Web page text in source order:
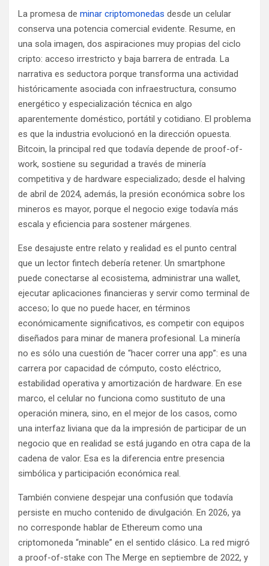
La promesa de minar criptomonedas desde un celular
conserva una potencia comercial evidente. Resume, en
una sola imagen, dos aspiraciones muy propias del ciclo
cripto: acceso irrestricto y baja barrera de entrada. La
narrativa es seductora porque transforma una actividad
históricamente asociada con infraestructura, consumo
energético y especialización técnica en algo
aparentemente doméstico, portátil y cotidiano. El problema
es que la industria evolucionó en la dirección opuesta.
Bitcoin, la principal red que todavía depende de proof-of-
work, sostiene su seguridad a través de minería
competitiva y de hardware especializado; desde el halving
de abril de 2024, además, la presión económica sobre los
mineros es mayor, porque el negocio exige todavía más
escala y eficiencia para sostener márgenes.
Ese desajuste entre relato y realidad es el punto central
que un lector fintech debería retener. Un smartphone
puede conectarse al ecosistema, administrar una wallet,
ejecutar aplicaciones financieras y servir como terminal de
acceso; lo que no puede hacer, en términos
económicamente significativos, es competir con equipos
diseñados para minar de manera profesional. La minería
no es sólo una cuestión de “hacer correr una app”: es una
carrera por capacidad de cómputo, costo eléctrico,
estabilidad operativa y amortización de hardware. En ese
marco, el celular no funciona como sustituto de una
operación minera, sino, en el mejor de los casos, como
una interfaz liviana que da la impresión de participar de un
negocio que en realidad se está jugando en otra capa de la
cadena de valor. Esa es la diferencia entre presencia
simbólica y participación económica real.
También conviene despejar una confusión que todavía
persiste en mucho contenido de divulgación. En 2026, ya
no corresponde hablar de Ethereum como una
criptomoneda “minable” en el sentido clásico. La red migró
a proof-of-stake con The Merge en septiembre de 2022, y